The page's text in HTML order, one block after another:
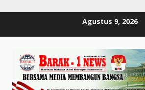
Agustus 9, 2026